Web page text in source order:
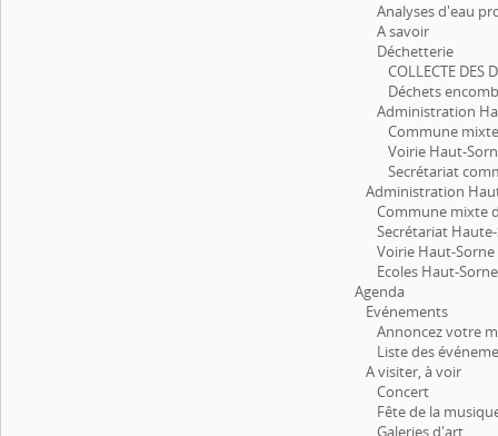
Analyses d'eau
A savoir
Déchetterie
COLLECTE DES
Déchets
Administration
Commune
Voirie Haut-
Secrétariat
Administration
Commune mixte
Secrétariat
Voirie Haut-Sorne
Ecoles Haut-Sorne
Agenda
Evénements
Annoncez votre
Liste des
A visiter, à voir
Concert
Fête de la